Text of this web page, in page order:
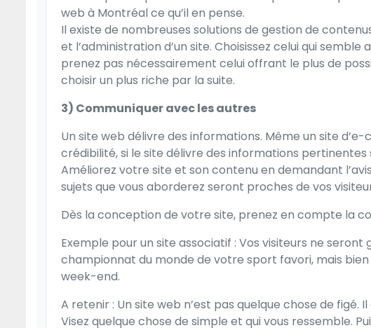
web à Montréal ce qu’il en pense.
Il existe de nombreuses solutions de gestion de
et l’administration d’un site. Choisissez celui qui
prenez pas nécessairement celui offrant le plus de
choisir un plus riche par la suite.
3) Communiquer avec les autres
Un site web délivre des informations. Même un site
crédibilité, si le site délivre des informations pertinentes
Améliorez votre site et son contenu en demandant
sujets que vous aborderez seront proches de vos
Dès la conception de votre site, prenez en compte la
Exemple pour un site associatif : Vos visiteurs ne
championnat du monde de votre sport favori, mais
week-end.
A retenir : Un site web n’est pas quelque chose de
Visez quelque chose de simple et qui vous ressemble.